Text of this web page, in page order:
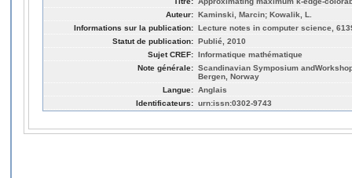
Auteur: Kaminski, Marcin; Kowalik, L.
Informations sur la publication: Lecture notes in computer science,
Statut de publication: Publié, 2010
Sujet CREF: Informatique mathématique
Note générale: Scandinavian Symposium
Bergen, Norway
Langue: Anglais
Identificateurs: urn:issn:0302-9743